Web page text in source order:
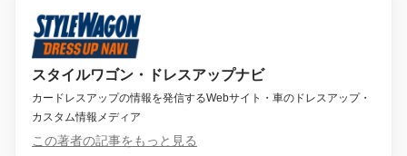
スタイルワゴン・ドレスアップナビ
カードレスアップの情報を発信するWebサイト・車のドレスアップ・
カスタム情報メディア
この著者の記事をもっと見る